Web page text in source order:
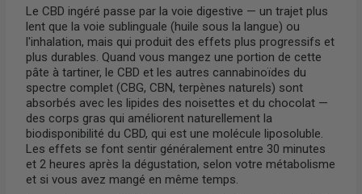
Le CBD ingéré passe par la voie digestive — un trajet plus
lent que la voie sublinguale (huile sous la langue) ou
l'inhalation, mais qui produit des effets plus progressifs et
plus durables. Quand vous mangez une portion de cette
pâte à tartiner, le CBD et les autres cannabinoïdes du
spectre complet (CBG, CBN, terpènes naturels) sont
absorbés avec les lipides des noisettes et du chocolat —
des corps gras qui améliorent naturellement la
biodisponibilité du CBD, qui est une molécule liposoluble.
Les effets se font sentir généralement entre 30 minutes
et 2 heures après la dégustation, selon votre métabolisme
et si vous avez mangé en même temps.